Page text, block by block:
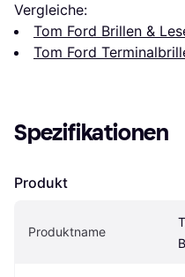
Vergleiche:
Tom Ford Brillen &
Tom Ford
Spezifikationen
Produkt
Produktname